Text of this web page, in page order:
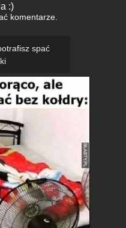
:)
komentarze.
spać